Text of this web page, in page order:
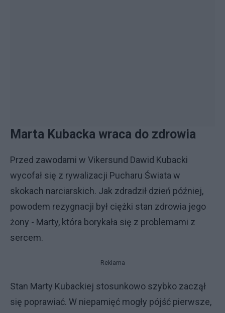
Marta Kubacka wraca do zdrowia
Przed zawodami w Vikersund Dawid Kubacki
wycofał się z rywalizacji Pucharu Świata w
skokach narciarskich. Jak zdradził dzień później,
powodem rezygnacji był ciężki stan zdrowia jego
żony - Marty, która borykała się z problemami z
sercem.
Reklama
Stan Marty Kubackiej stosunkowo szybko zaczął
się poprawiać. W niepamięć mogły pójść pierwsze,